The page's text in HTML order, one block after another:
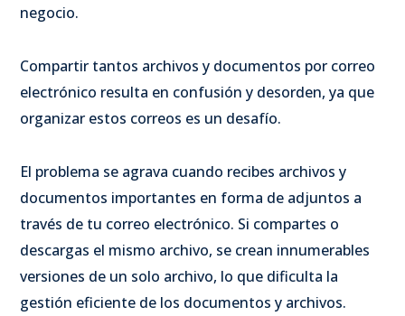
negocio.
Compartir tantos archivos y documentos por correo
electrónico resulta en confusión y desorden, ya que
organizar estos correos es un desafío.
El problema se agrava cuando recibes archivos y
documentos importantes en forma de adjuntos a
través de tu correo electrónico. Si compartes o
descargas el mismo archivo, se crean innumerables
versiones de un solo archivo, lo que dificulta la
gestión eficiente de los documentos y archivos.